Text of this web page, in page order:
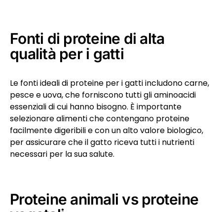
Fonti di proteine di alta
qualità per i gatti
Le fonti ideali di proteine per i gatti includono carne,
pesce e uova, che forniscono tutti gli aminoacidi
essenziali di cui hanno bisogno. È importante
selezionare alimenti che contengano proteine
facilmente digeribili e con un alto valore biologico,
per assicurare che il gatto riceva tutti i nutrienti
necessari per la sua salute.
Proteine animali vs proteine